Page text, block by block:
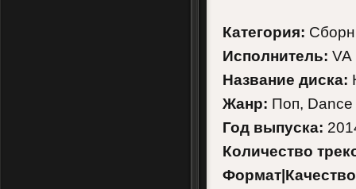
Категория:
Исполнитель: VA
Название диска:
Жанр: Поп, Dance
Год выпуска:
Количество